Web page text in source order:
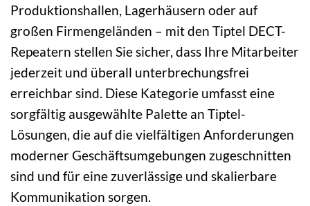
Produktionshallen, Lagerhäusern oder auf
großen Firmengeländen – mit den Tiptel DECT-
Repeatern stellen Sie sicher, dass Ihre Mitarbeiter
jederzeit und überall unterbrechungsfrei
erreichbar sind. Diese Kategorie umfasst eine
sorgfältig ausgewählte Palette an Tiptel-
Lösungen, die auf die vielfältigen Anforderungen
moderner Geschäftsumgebungen zugeschnitten
sind und für eine zuverlässige und skalierbare
Kommunikation sorgen.